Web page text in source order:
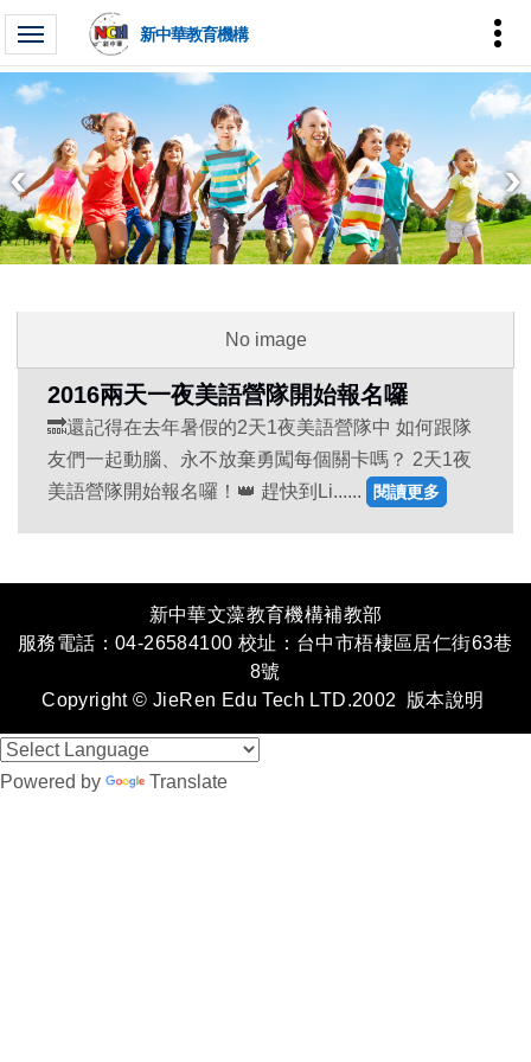
新中華教育機構
No image
2016兩天一夜美語營隊開始報名囉
🔜還記得在去年暑假的2天1夜美語營隊中 如何跟隊
友們一起動腦、永不放棄勇闖每個關卡嗎？ 2天1夜
美語營隊開始報名囉！👑 趕快到Li......
閱讀更多
新中華文藻教育機構補教部
服務電話：04-26584100 校址：台中市梧棲區居仁街63巷
8號
Copyright © JieRen Edu Tech LTD.2002
版本說明
Powered by Translate